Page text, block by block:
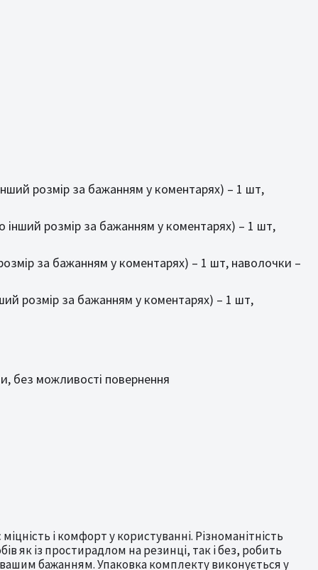
розмір за бажанням у коментарях) – 1 шт,
інший розмір за бажанням у коментарях) – 1 шт,
за бажанням у коментарях) – 1 шт, наволочки –
розмір за бажанням у коментарях) – 1 шт,
без можливості повернення
і комфорт у користуванні. Різноманітність
як із простирадлом на резинці, так і без, робить
бажанням. Упаковка комплекту виконується у